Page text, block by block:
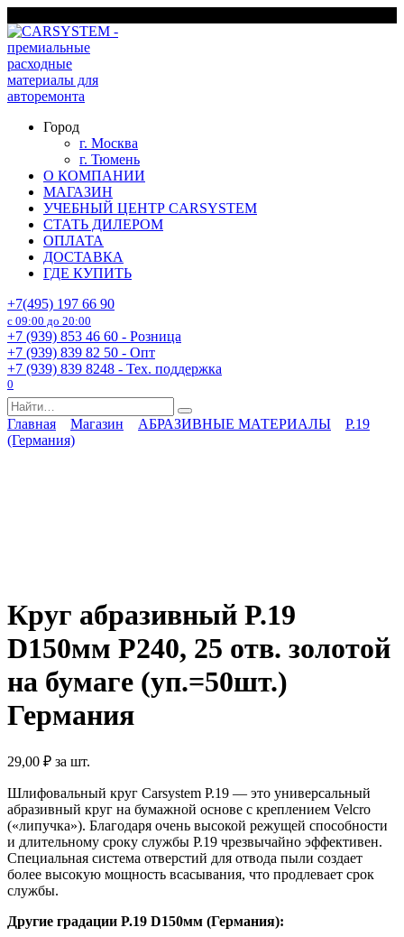
к
содержанию
Город
г. Москва
г. Тюмень
О КОМПАНИИ
МАГАЗИН
УЧЕБНЫЙ ЦЕНТР CARSYSTEM
СТАТЬ ДИЛЕРОМ
ОПЛАТА
ДОСТАВКА
ГДЕ КУПИТЬ
+7(495) 197 66 90
с 09:00 до 20:00
+7 (939) 853 46 60 - Розница
+7 (939) 839 82 50 - Опт
+7 (939) 839 8248 - Тех. поддержка
0
Search
for:
Главная Магазин АБРАЗИВНЫЕ МАТЕРИАЛЫ
P.19
(Германия)
Круг абразивный P.19
D150мм P240, 25 отв. золотой
на бумаге (уп.=50шт.)
Германия
29,00 ₽ за шт.
Шлифовальный круг Carsystem P.19 — это универсальный
абразивный круг на бумажной основе с креплением Velcro
(«липучка»). Благодаря очень высокой режущей способности
и длительному сроку службы P.19 чрезвычайно эффективен.
Специальная система отверстий для отвода пыли создает
более высокую мощность всасывания, что продлевает срок
службы.
Другие градации P.19 D150мм (Германия):